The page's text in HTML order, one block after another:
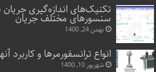
تکنیک‌های اندازه‌گیری جریان
سنسورهای مختلف جریان
بهمن 24, 1400
انواع ترانسفورمرها و کاربرد
شهریور 10, 1400